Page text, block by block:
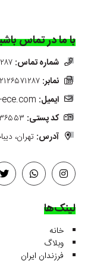
با ما در تماس
شماره تماس:
نمابر:
ایمیل:
کد پستی:
آدرس: تهران،
لینک‌ها
خانه
وبلاگ
فرزندان ایران